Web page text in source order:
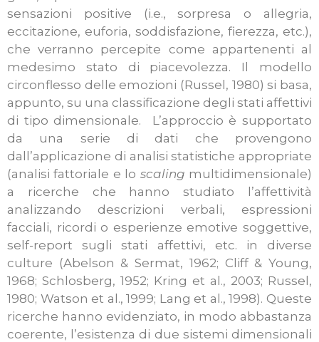
sensazioni positive (i.e., sorpresa o allegria,
eccitazione, euforia, soddisfazione, fierezza, etc.),
che verranno percepite come appartenenti al
medesimo stato di piacevolezza. Il modello
circonflesso delle emozioni (Russel, 1980) si basa,
appunto, su una classificazione degli stati affettivi
di tipo dimensionale. L’approccio è supportato
da una serie di dati che provengono
dall’applicazione di analisi statistiche appropriate
(analisi fattoriale e lo scaling multidimensionale)
a ricerche che hanno studiato l’affettività
analizzando descrizioni verbali, espressioni
facciali, ricordi o esperienze emotive soggettive,
self-report sugli stati affettivi, etc. in diverse
culture (Abelson & Sermat, 1962; Cliff & Young,
1968; Schlosberg, 1952; Kring et al., 2003; Russel,
1980; Watson et al., 1999; Lang et al., 1998). Queste
ricerche hanno evidenziato, in modo abbastanza
coerente, l’esistenza di due sistemi dimensionali